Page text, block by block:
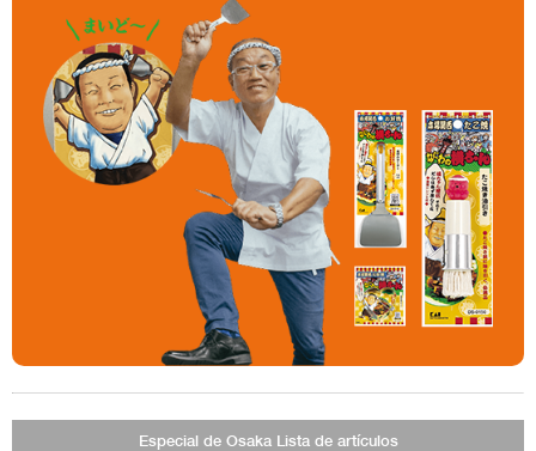
Especial de Osaka Lista de artículos